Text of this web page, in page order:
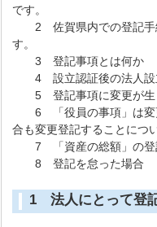
です。
2 佐賀県内での登記手
す。
3 登記事項とは何か
4 設立認証後の法人設
5 登記事項に変更が生
6 「役員の事項」は変
合も変更登記することにつ
7 「資産の総額」の登
8 登記を怠った場合
1 法人にとって登